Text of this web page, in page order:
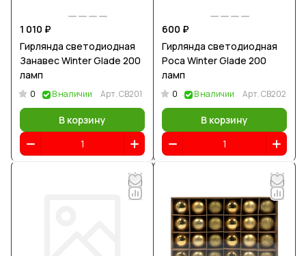
1 010 ₽
Гирлянда светодиодная
Занавес Winter Glade 200
ламп
0 В наличии Арт.CB201
В корзину
600 ₽
Гирлянда светодиодная
Роса Winter Glade 200
ламп
0 В наличии Арт.CB202
В корзину